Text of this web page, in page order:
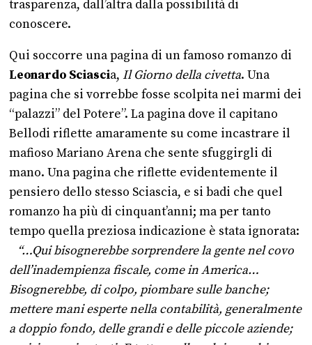
trasparenza, dall’altra dalla possibilità di
conoscere.
Qui soccorre una pagina di un famoso romanzo di
Leonardo Sciascia, Il Giorno della civetta. Una
pagina che si vorrebbe fosse scolpita nei marmi dei
“palazzi” del Potere”. La pagina dove il capitano
Bellodi riflette amaramente su come incastrare il
mafioso Mariano Arena che sente sfuggirgli di
mano. Una pagina che riflette evidentemente il
pensiero dello stesso Sciascia, e si badi che quel
romanzo ha più di cinquant’anni; ma per tanto
tempo quella preziosa indicazione è stata ignorata:
“…Qui bisognerebbe sorprendere la gente nel covo
dell’inadempienza fiscale, come in America…
Bisognerebbe, di colpo, piombare sulle banche;
mettere mani esperte nella contabilità, generalmente
a doppio fondo, delle grandi e delle piccole aziende;